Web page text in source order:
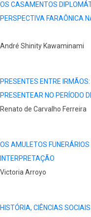
OS CASAMENTOS
PERSPECTIVA FARAÔNICA
André Shinity Kawaminami
PRESENTES ENTRE
PRESENTEAR NO PERÍODO
Renato de Carvalho Ferreira
OS AMULETOS
INTERPRETAÇÃO
Victoria Arroyo
HISTÓRIA, CIÊNCIAS